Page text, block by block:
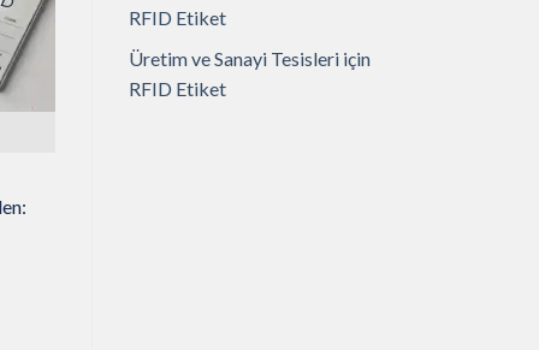
RFID Etiket
Üretim ve Sanayi Tesisleri için
RFID Etiket